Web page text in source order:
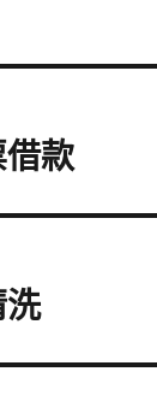
款